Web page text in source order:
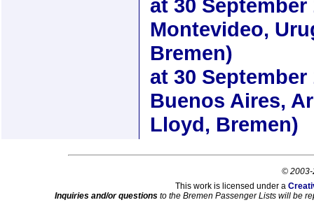
at 30 September
Montevideo,
Bremen)
at 30 September
Buenos Aires,
Lloyd, Bremen)
© 2003-
This work is licensed under a
Inquiries and/or questions to the Bremen Passenger Lists will be